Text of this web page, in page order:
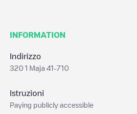
INFORMATION
Indirizzo
320 1 Maja 41-710
Istruzioni
Paying publicly accessible